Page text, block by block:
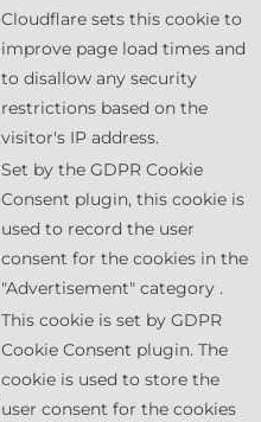
Cloudflare sets this cookie to
improve page load times and
to disallow any security
restrictions based on the
visitor's IP address.
Set by the GDPR Cookie
Consent plugin, this cookie is
used to record the user
consent for the cookies in the
"Advertisement" category .
This cookie is set by GDPR
Cookie Consent plugin. The
cookie is used to store the
user consent for the cookies